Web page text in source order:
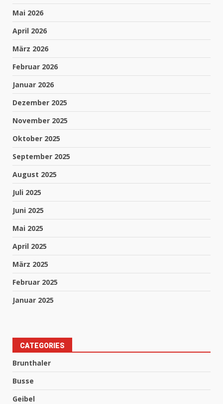
Mai 2026
April 2026
März 2026
Februar 2026
Januar 2026
Dezember 2025
November 2025
Oktober 2025
September 2025
August 2025
Juli 2025
Juni 2025
Mai 2025
April 2025
März 2025
Februar 2025
Januar 2025
CATEGORIES
Brunthaler
Busse
Geibel